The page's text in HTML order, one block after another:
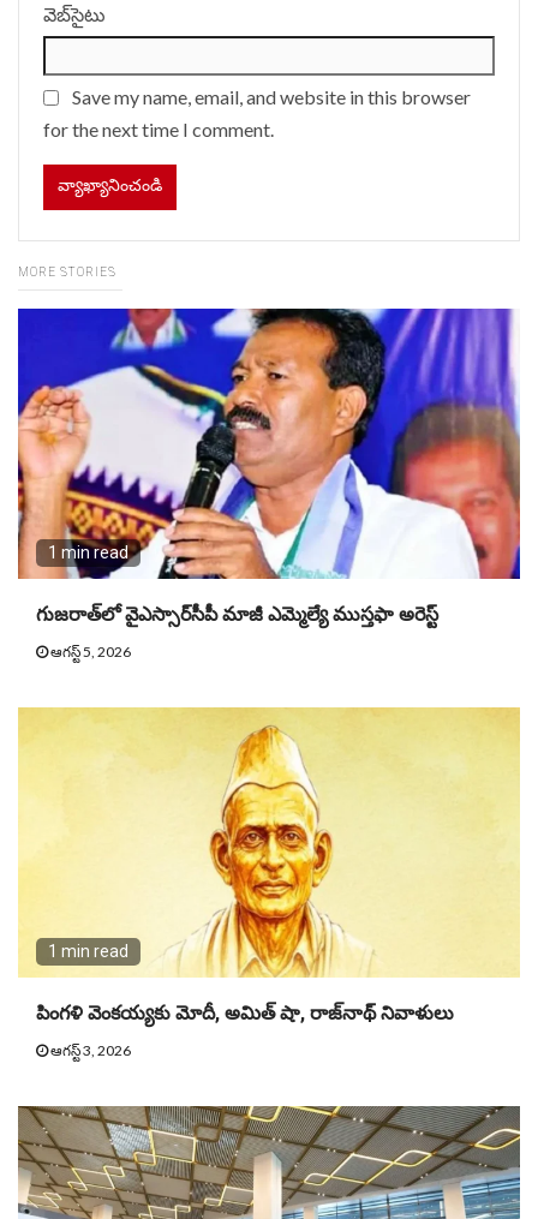
వెబ్‌సైటు
Save my name, email, and website in this browser
for the next time I comment.
MORE STORIES
1 min read
గుజరాత్‌లో వైఎస్సార్​సీపీ మాజీ ఎమ్మెల్యే ముస్తఫా అరెస్ట్
ఆగస్ట్ 5, 2026
1 min read
పింగళి వెంకయ్యకు మోదీ, అమిత్ షా, రాజ్‌నాథ్ నివాళులు
ఆగస్ట్ 3, 2026